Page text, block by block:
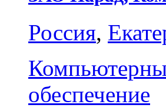
Россия,
обеспечение